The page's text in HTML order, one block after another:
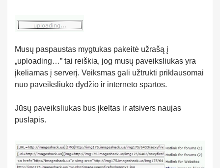
Musų paspaustas mygtukas pakeitė užrašą į
„uploading…” tai reiškia, jog musų paveiksliukas yra
įkeliamas į serverį. Veiksmas gali užtrukti priklausomai
nuo paveiksliuko dydžio ir interneto spartos.
Jūsų paveiksliukas bus įkeltas ir atsivers naujas
puslapis.